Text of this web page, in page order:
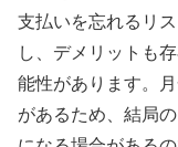
支払いを忘れるリ
し、デメリットも
能性があります。
があるため、結局